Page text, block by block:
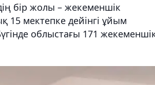
бір жолы – жекеменшік
15 мектепке дейінгі ұйым
облыстағы 171